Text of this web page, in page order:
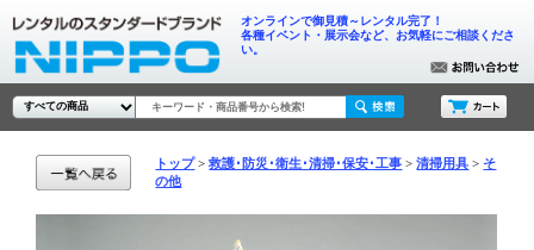
オンラインで御見積～レンタル完了！
各種イベント・展示会など、お気軽にご相談くださ
い。
トップ 救護･防災･衛生･清掃･保安･工事 清掃用具
そ
の他